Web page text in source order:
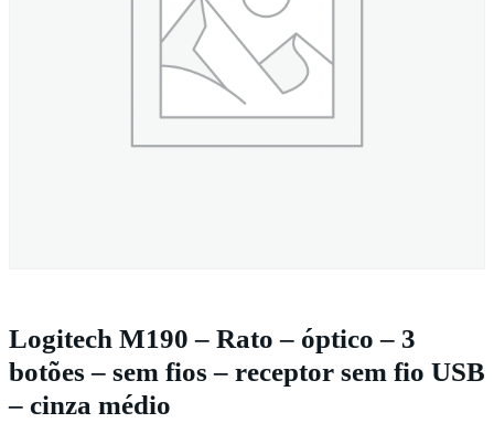
Logitech M190 – Rato – óptico – 3
botões – sem fios – receptor sem fio USB
– cinza médio